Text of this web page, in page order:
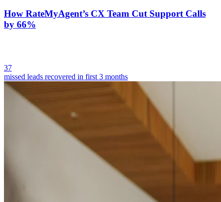
How RateMyAgent’s CX Team Cut Support Calls
by 66%
37
missed leads recovered in first 3 months